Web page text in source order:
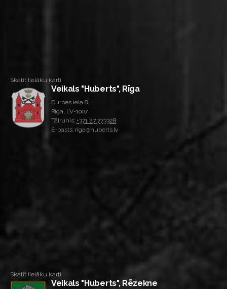
Skatīt lielāku karti
Veikals "Huberts", Rīga
Durbes iela 8
Rīga, LV-1007
Tālrunis: +371 27 773328
E-pasts: riga@huberts.lv
Skatīt lielāku karti
Veikals "Huberts", Rēzekne